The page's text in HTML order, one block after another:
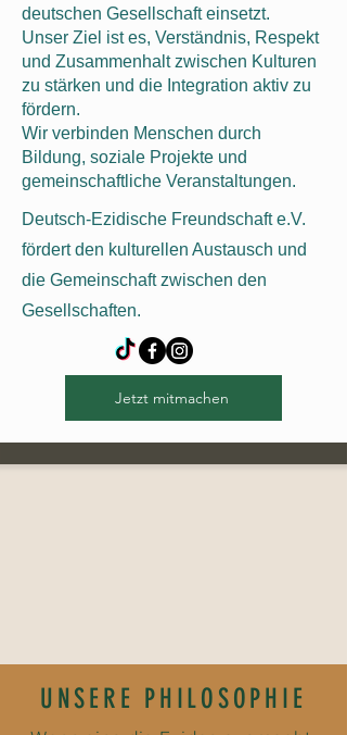
deutschen Gesellschaft einsetzt.
Unser Ziel ist es, Verständnis, Respekt
und Zusammenhalt zwischen Kulturen
zu stärken und die Integration aktiv zu
fördern.
Wir verbinden Menschen durch
Bildung, soziale Projekte und
gemeinschaftliche Veranstaltungen.
Deutsch-Ezidische Freundschaft e.V.
fördert den kulturellen Austausch und
die Gemeinschaft zwischen den
Gesellschaften.
Jetzt mitmachen
UNSERE PHILOSOPHIE